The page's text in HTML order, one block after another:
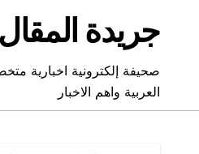
contentجريدة المقال
صحيفة إلكترونية اخبارية
العربية واهم الاخبار